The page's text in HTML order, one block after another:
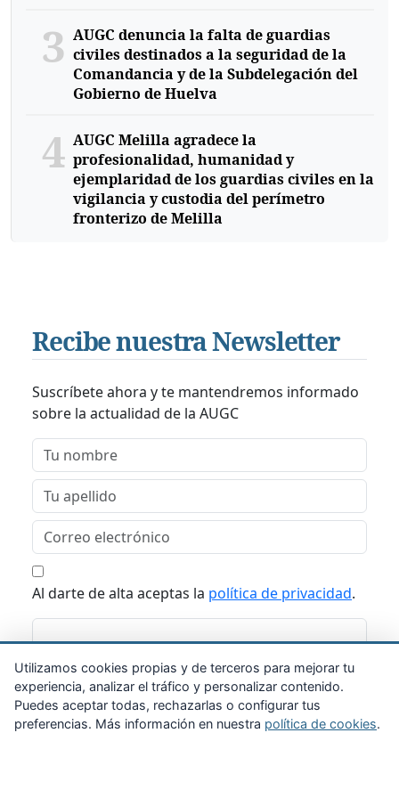
3 AUGC denuncia la falta de guardias
civiles destinados a la seguridad de la
Comandancia y de la Subdelegación del
Gobierno de Huelva
4 AUGC Melilla agradece la
profesionalidad, humanidad y
ejemplaridad de los guardias civiles en la
vigilancia y custodia del perímetro
fronterizo de Melilla
Recibe nuestra Newsletter
Suscríbete ahora y te mantendremos informado
sobre la actualidad de la AUGC
Al darte de alta aceptas la política de privacidad.
Suscribirme
Utilizamos cookies propias y de terceros para mejorar tu
experiencia, analizar el tráfico y personalizar contenido.
Puedes aceptar todas, rechazarlas o configurar tus
preferencias. Más información en nuestra política de cookies.